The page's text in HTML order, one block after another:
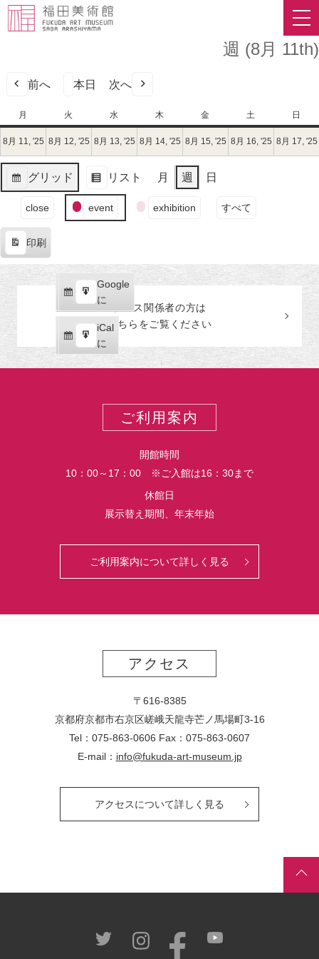
週 (8月 11th)
前へ 本日 次へ
月
曜
日
火
曜
日
水
曜
日
木
曜
日
金
曜
日
土
曜
日
日
曜
日
8月 11, '25 2025
年
月
日
（月）
8月 12, '25 2025
年
月
12
日
（火）
8月 13, '25 2025
年
月
日
8月 14, '25 2025
年
8
月
日
8月 15, '25 2025
年
日
8月 16, '25 2025
年
8月 17, '25
グリッド
表
リスト
表
月 週 日
ン
の
カ
テ
ゴ
close event exhibition すべて
印刷
示
Google
で
購
読
iCal
で
購
読
Google
に
エ
ク
ス
ポ
iCal
に
エ
ク
プレス関係者の方は
こちらをご覧ください
ご利用案内
開館時間
10：00～17：00 ※ご入館は16：30まで
休館日
展示替え期間、年末年始
ご利用案内について詳しく見る
アクセス
〒616-8385
京都府京都市右京区嵯峨天龍寺芒ノ馬場町3-16
Tel：075-863-0606 Fax：075-863-0607
E-mail： info@fukuda-art-museum.jp
アクセスについて詳しく見る